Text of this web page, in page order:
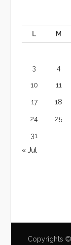
L M
3 4
10 11
17 18
24 25
31
« Jul
Copyrights ©